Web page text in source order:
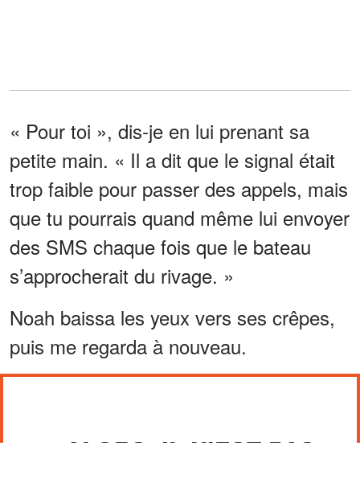
« Pour toi », dis-je en lui prenant sa
petite main. « Il a dit que le signal était
trop faible pour passer des appels, mais
que tu pourrais quand même lui envoyer
des SMS chaque fois que le bateau
s’approcherait du rivage. »
Noah baissa les yeux vers ses crêpes,
puis me regarda à nouveau.
« ALORS, IL N’EST PAS